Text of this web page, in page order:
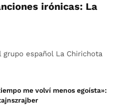
irónicas: La
español La Chirichota
me volví menos egoísta»: